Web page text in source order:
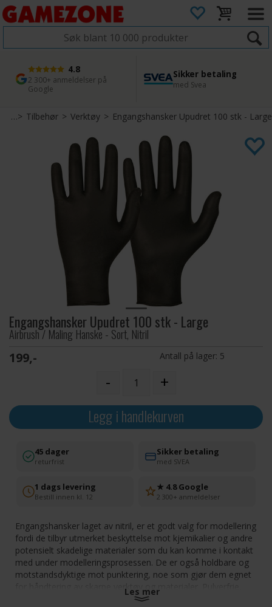
4.8
2 300+ anmeldelser på
Google
Sikker betaling
med Svea
1 dags levering
Bestill innen kl. 12
45 dager returfrist
Enkel retur
>Tilbehør>Verktøy> Engangshansker Upudret 100 stk - Large
Engangshansker Upudret 100 stk - Large
Airbrush / Maling Hanske - Sort, Nitril
199,- Antall på lager: 5
- +
Legg i handlekurven
45 dager
returfrist
Sikker betaling
med SVEA
1 dags levering
Bestill innen kl. 12
★ 4.8 Google
2 300+ anmeldelser
Engangshansker laget av nitril, er et godt valg for modellering
fordi de tilbyr utmerket beskyttelse mot kjemikalier og andre
potensielt skadelige materialer som du kan komme i kontakt
med under modelleringsprosessen. De er også holdbare og
motstandsdyktige mot punktering, noe som gjør dem egnet
for håndtering av skarpe verktøy og materialer. Pulverfrie,
nitrilhansker, ambidekstrøse med teksturerte fingre for bedre
Les mer